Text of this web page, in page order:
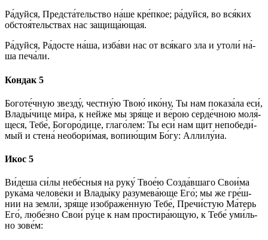
Ра́­дуй­ся, Предста́тельство на́­ше кре́п­кое; ра́­дуй­ся, во вся́­ких
обстоя́тельствах нас защища́ющая.
Ра́­дуй­ся, Ра́­дос­те на́­ша, из­ба́­ви нас от вся́­ка­го зла и утоли́ на́­
ша пе­ча́­ли.
Кондак 5
Боготе́чную звезду́, чест­ну́ю Твою́ ико́­ну, Ты нам показа́ла еси́,
Вла­ды́­чи­це ми́­ра, к ней­же мы зря́ще и ве́­рою серде́чною мо­ля́­
ще­ся, Те­бе́, Бо­го­ро́­ди­це, гла­го́­лем: Ты еси́ нам щит не­по­бе­ди́­
мый и сте­на́ не­обо­ри́­мая, во­пию́­щим Бо́­гу: Алли­лу́иа.
Икос 5
Ви́деша си́­лы не­бе́с­ныя на ру­ку́ Твое́ю Со­зда́в­ша­го Свои́ма
рука́ма че­ло­ве́­ки и Вла­ды́­ку разумева́юще Его́; мы же гре́ш­
нии на зем­ли́, зря́ще изображе́нную Те­бе́, Пречи́стую Ма́­терь
Его́, лю­бе́з­но Свои́ ру́­це к нам простира́ющую, к Те­бе́ уми́ль­
но зо­ве́м: